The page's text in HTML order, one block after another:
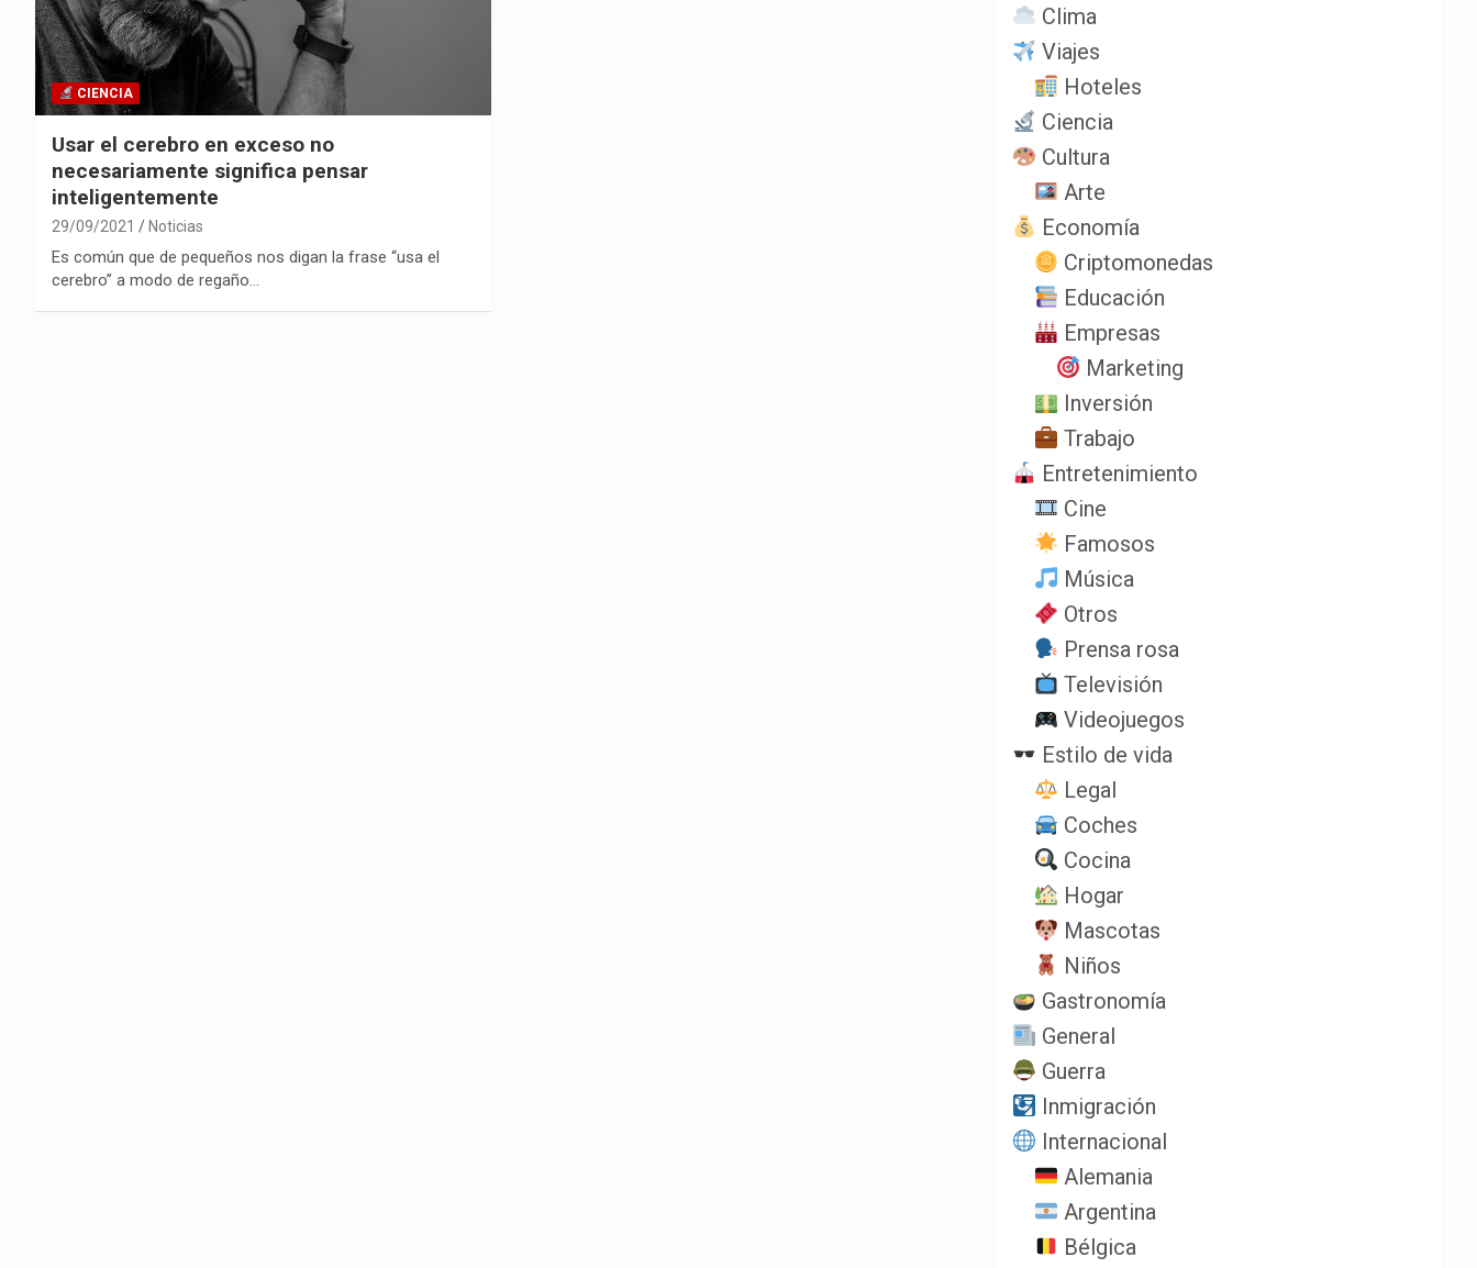
CIENCIA
Usar el cerebro en exceso no
necesariamente significa pensar
inteligentemente
29/09/2021 Noticias
Es común que de pequeños nos digan la frase “usa el
cerebro” a modo de regaño…
Clima
Viajes
Hoteles
Ciencia
Cultura
Arte
Economía
Criptomonedas
Educación
Empresas
Marketing
Inversión
Trabajo
Entretenimiento
Cine
Famosos
Música
Otros
Prensa rosa
Televisión
Videojuegos
Estilo de vida
Legal
Coches
Cocina
Hogar
Mascotas
Niños
Gastronomía
General
Guerra
Inmigración
Internacional
Alemania
Argentina
Bélgica